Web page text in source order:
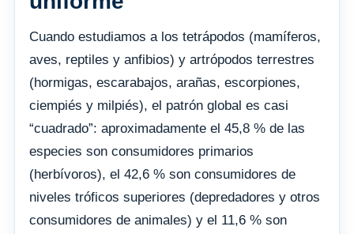
Cuando estudiamos a los tetrápodos (mamíferos,
aves, reptiles y anfibios) y artrópodos terrestres
(hormigas, escarabajos, arañas, escorpiones,
ciempiés y milpiés), el patrón global es casi
“cuadrado”: aproximadamente el 45,8 % de las
especies son consumidores primarios
(herbívoros), el 42,6 % son consumidores de
niveles tróficos superiores (depredadores y otros
consumidores de animales) y el 11,6 % son